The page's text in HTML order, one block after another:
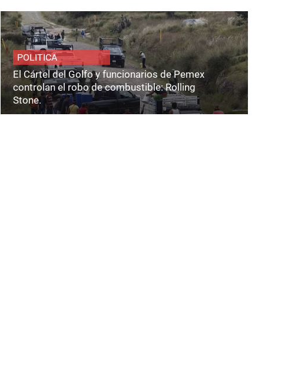
POLITICA
El Cártel del Golfo y funcionarios de Pemex
controlan el robo de combustible: Rolling
Stone.